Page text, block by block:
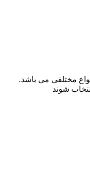
مختلفی می باشد.
شوند